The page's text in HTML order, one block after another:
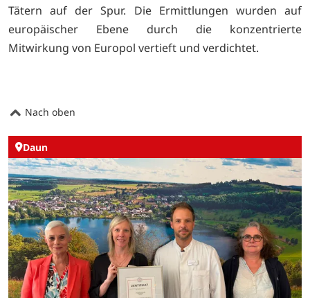
Tätern auf der Spur. Die Ermittlungen wurden auf
europäischer Ebene durch die konzentrierte
Mitwirkung von Europol vertieft und verdichtet.
Nach oben
Daun